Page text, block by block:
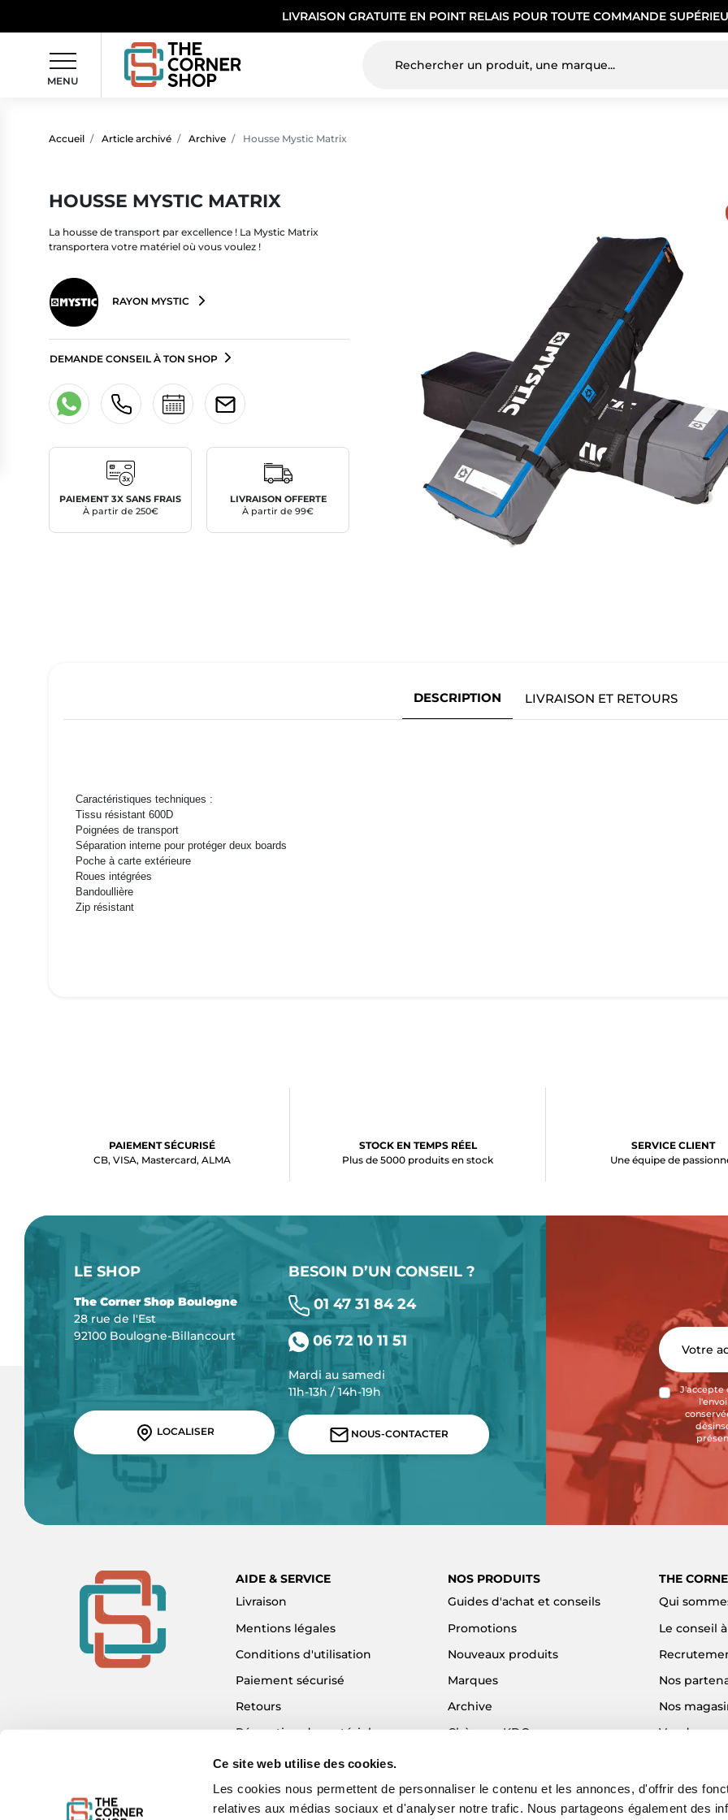
Ce site web utilise des cookies.
Les cookies nous permettent de personnaliser le contenu et les annonces, d'offrir des
relatives aux médias sociaux et d'analyser notre trafic. Nous partageons également des
LIVRAISON GRATUITE EN POINT RELAIS POUR TOUTE COMMANDE
MENU
Accueil Article archivé Archive Housse Mystic Matrix
HOUSSE MYSTIC MATRIX
La housse de transport par excellence ! La Mystic Matrix
transportera votre matériel où vous voulez !
RAYON MYSTIC
DEMANDE CONSEIL À TON SHOP
PAIEMENT 3X SANS FRAIS
À partir de 250€
LIVRAISON OFFERTE
À partir de 99€
DESCRIPTION LIVRAISON ET RETOURS
Caractéristiques techniques :
Tissu résistant 600D
Poignées de transport
Séparation interne pour protéger deux boards
Poche à carte extérieure
Roues intégrées
Bandoullière
Zip résistant
PAIEMENT SÉCURISÉ
CB, VISA, Mastercard, ALMA
STOCK EN TEMPS RÉEL
Plus de 5000 produits en stock
SERVICE CLIENT
Une équipe de
LE SHOP
The Corner Shop Boulogne
28 rue de l'Est
92100 Boulogne-Billancourt
LOCALISER
BESOIN D’UN CONSEIL ?
01 47 31 84 24
06 72 10 11 51
Mardi au samedi
11h-13h / 14h-19h
NOUS-CONTACTER
J'accepte
AIDE & SERVICE
Livraison
Mentions légales
Conditions d'utilisation
Paiement sécurisé
Retours
Réparation de matériel
Détaxe - Tax Refund
Garantie & SAV
Plan du site
NOS PRODUITS
Guides d'achat et conseils
Promotions
Nouveaux produits
Marques
Archive
Chèques KDO
THE
Qui
Le conseil
Nos
Nos
Vendre
Blog